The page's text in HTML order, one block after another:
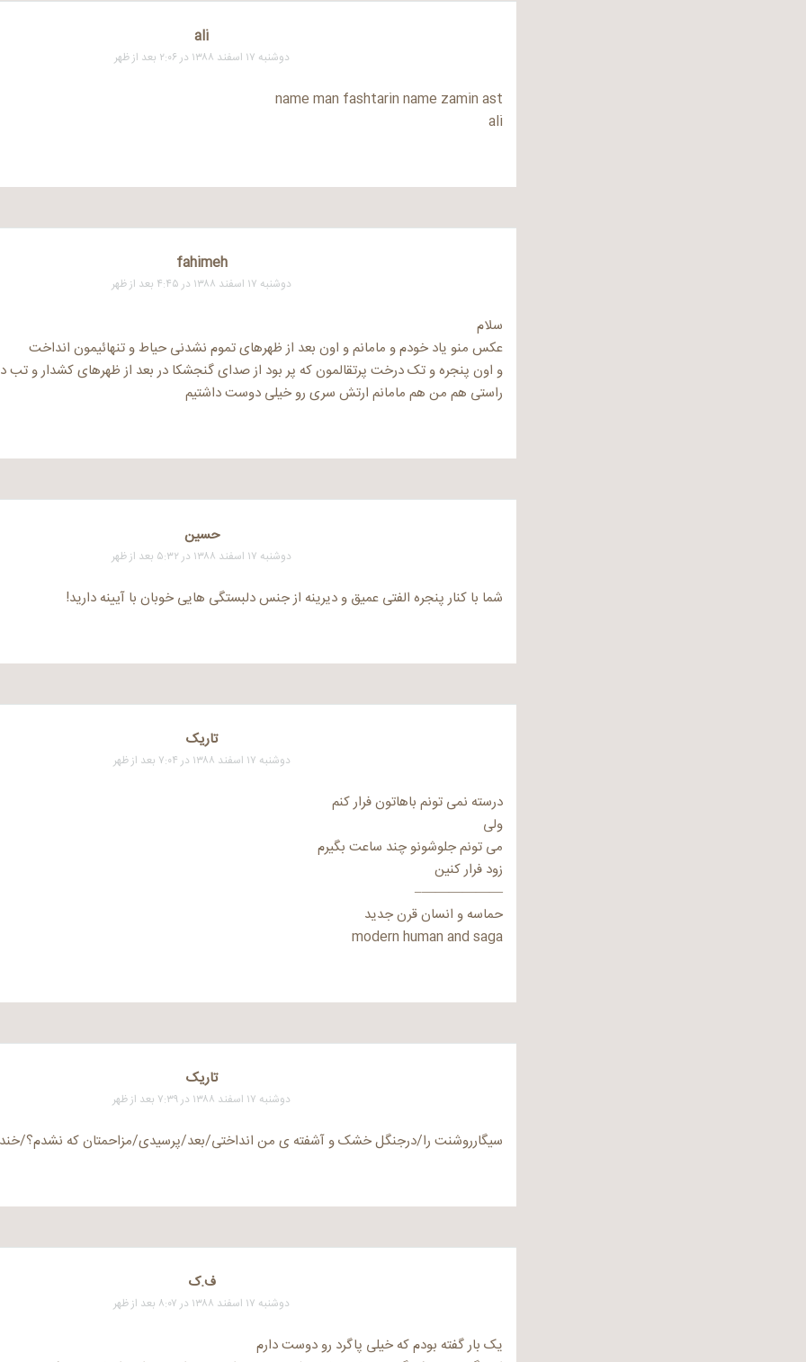
ali
دوشنبه ۱۷ اسفند ۱۳۸۸ در ۲:۰۶ بعد از ظهر
name man fashtarin name zamin ast
ali
fahimeh
دوشنبه ۱۷ اسفند ۱۳۸۸ در ۴:۴۵ بعد از ظهر
سلام
عکس منو یاد خودم و مامانم و اون بعد از ظهرهای تموم نشدنی حیاط و تنهائیمون انداخت
و اون پنجره و تک درخت پرتقالمون که پر بود از صدای گنجشکا در بعد از ظهرهای کشدار و تب
راستی هم من هم مامانم ارتش سری رو خیلی دوست داشتیم
حسین
دوشنبه ۱۷ اسفند ۱۳۸۸ در ۵:۳۲ بعد از ظهر
شما با کنار پنجره الفتی عمیق و دیرینه از جنس دلبستگی هایی خوبان با آیینه دارید!
تاریک
دوشنبه ۱۷ اسفند ۱۳۸۸ در ۷:۰۴ بعد از ظهر
درسته نمی تونم باهاتون فرار کنم
ولی
می تونم جلوشونو چند ساعت بگیرم
زود فرار کنین
——————–
حماسه و انسان قرن جدید
modern human and saga
تاریک
دوشنبه ۱۷ اسفند ۱۳۸۸ در ۷:۳۹ بعد از ظهر
سیگارروشنت را/درجنگل خشک و آشفته ی من انداختی/بعد/پرسیدی/مزاحمتان که نشدم؟/
ف.ک
دوشنبه ۱۷ اسفند ۱۳۸۸ در ۸:۰۷ بعد از ظهر
یک بار گفته بودم که خیلی پاگرد رو دوست دارم